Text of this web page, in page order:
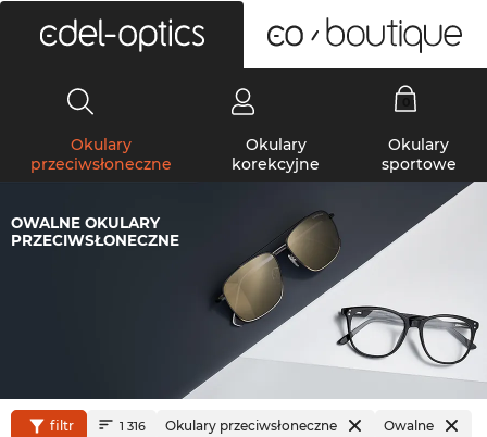
Okulary
przeciwsłoneczne
Okulary
korekcyjne
Okulary
sportowe
OWALNE OKULARY
PRZECIWSŁONECZNE
filtr 1 316 Okulary przeciwsłoneczne Owalne